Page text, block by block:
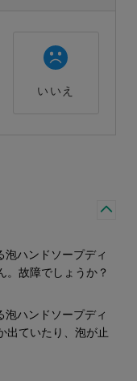
いいえ
泡ハンドソープディ
。故障でしょうか？
泡ハンドソープディ
出ていたり、泡が止